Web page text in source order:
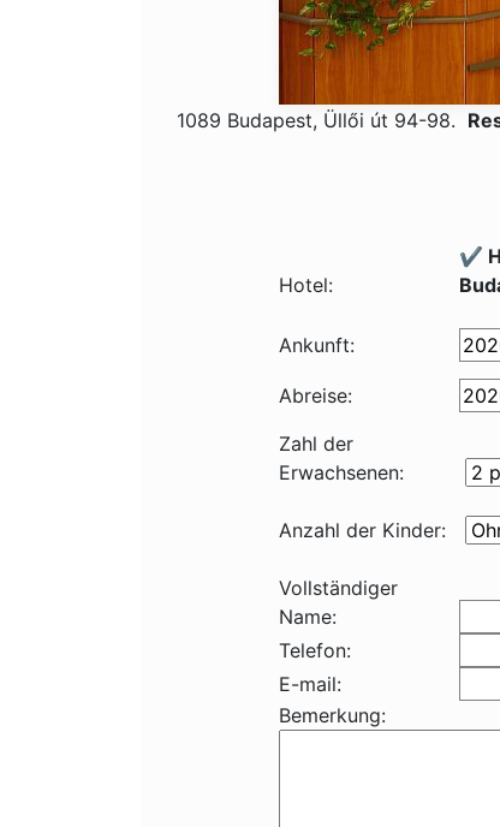
1089 Budapest, Üllői út 94-98.
Hotel:
✔️
Ankunft:
Abreise:
Zahl der
Erwachsenen:
Anzahl der Kinder:
Vollständiger
Name:
Telefon:
E-mail:
Bemerkung: